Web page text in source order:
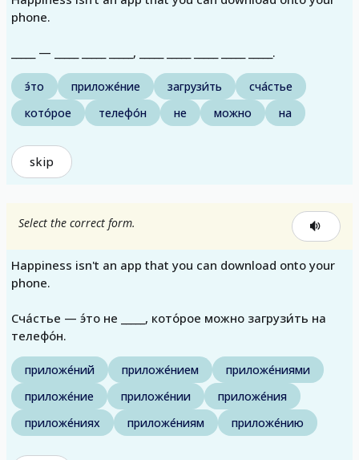
phone.
_____ — _____ _____ _____, _____ _____ _____ _____ _____.
э́то приложе́ние загрузи́ть
сча́стье
кото́рое
телефо́н не можно на
skip
Select the correct form.
Happiness isn't an app that you can download onto your
phone.
Сча́стье — э́то не _____, кото́рое можно загрузи́ть на
телефо́н.
приложе́ний приложе́нием
приложе́ниями
приложе́ние
приложе́нии
приложе́ния
приложе́ниях
приложе́ниям приложе́нию